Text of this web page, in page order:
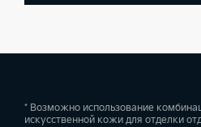
* Возможно использование
искусственной кожи для отделки